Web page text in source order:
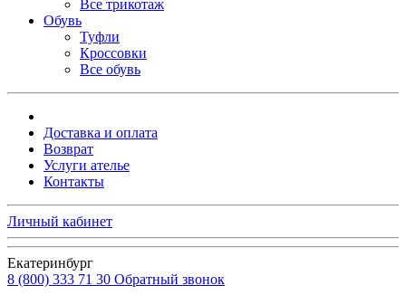
Все трикотаж
Обувь
Туфли
Кроссовки
Все обувь
Доставка и оплата
Возврат
Услуги ателье
Контакты
Личный кабинет
Екатеринбург
8 (800) 333 71 30 Обратный звонок